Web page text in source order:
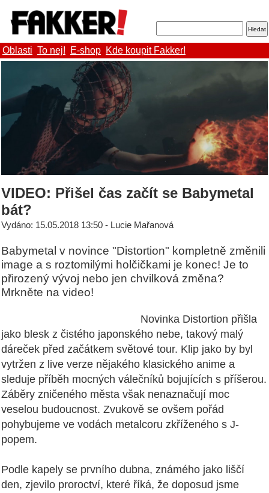
Oblasti To nej! E-shop Kde koupit Fakker!
VIDEO: Přišel čas začít se Babymetal
bát?
Vydáno: 15.05.2018 13:50 - Lucie Mařanová
Babymetal v novince "Distortion" kompletně změnili
image a s roztomilými holčičkami je konec! Je to
přirozený vývoj nebo jen chvilková změna?
Mrkněte na video!
Novinka Distortion přišla
jako blesk z čistého japonského nebe, takový malý
dáreček před začátkem světové tour. Klip jako by byl
vytržen z live verze nějakého klasického anime a
sleduje příběh mocných válečníků bojujících s příšerou.
Záběry zničeného města však nenaznačují moc
veselou budoucnost. Zvukově se ovšem pořád
pohybujeme ve vodách metalcoru zkříženého s J-
popem.
Podle kapely se prvního dubna, známého jako liščí
den, zjevilo proroctví, které říká, že doposud jsme